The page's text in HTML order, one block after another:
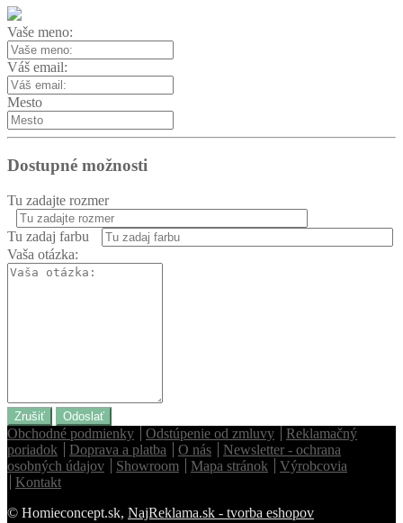
Vaše meno:
Váš email:
Mesto
Dostupné možnosti
Tu zadajte rozmer
Tu zadaj farbu
Vaša otázka:
Zrušiť Odoslať
Obchodné podmienky Odstúpenie od zmluvy
Reklamačný
poriadok
Doprava a platba O nás
Newsletter - ochrana
osobných údajov
Showroom Mapa stránok
Výrobcovia
Kontakt
© Homieconcept.sk, NajReklama.sk - tvorba eshopov